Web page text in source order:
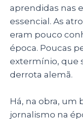
aprendidas nas
essencial. As
eram pouco
época. Poucas
extermínio, que
derrota alemã.
Há, na obra, um
jornalismo na